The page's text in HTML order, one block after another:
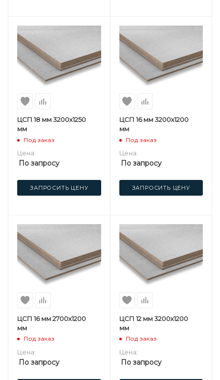
ЦСП 18 мм 3200х1250
мм
Под заказ
Цена:
По запросу
ЗАПРОСИТЬ ЦЕНУ
ЦСП 16 мм 3200х1200
мм
Под заказ
Цена:
По запросу
ЗАПРОСИТЬ ЦЕНУ
ЦСП 16 мм 2700х1200
мм
Под заказ
Цена:
По запросу
ЦСП 12 мм 3200х1200
мм
Под заказ
Цена:
По запросу